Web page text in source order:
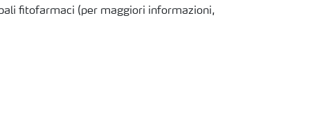
fitofarmaci (per maggiori informazioni,